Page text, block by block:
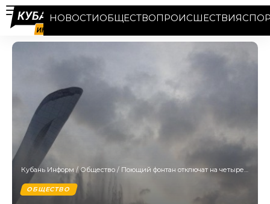
НОВОСТИОБЩЕСТВОПРОИСШЕСТВИЯ
Кубань Информ /Общество / Поющий фонтан отключат на четыре дня для профилактики в Сириусе
ОБЩЕСТВО